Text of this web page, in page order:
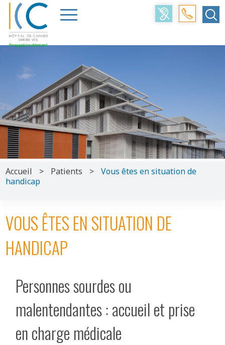
Accueil > Patients >
Vous êtes en situation de
handicap
VOUS ÊTES EN SITUATION DE
HANDICAP
Personnes sourdes ou
malentendantes : accueil et prise
en charge médicale